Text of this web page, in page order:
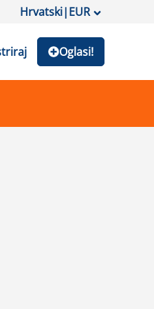
Hrvatski|EUR
Oglasi!